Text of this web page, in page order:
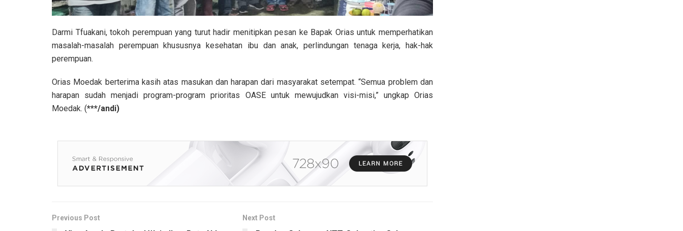
Darmi Tfuakani, tokoh perempuan yang turut hadir menitipkan pesan ke Bapak Orias untuk memperhatikan
masalah-masalah perempuan khususnya kesehatan ibu dan anak, perlindungan tenaga kerja, hak-hak
perempuan.
Orias Moedak berterima kasih atas masukan dan harapan dari masyarakat setempat. “Semua problem dan
harapan sudah menjadi program-program prioritas OASE untuk mewujudkan visi-misi,” ungkap Orias
Moedak. (***/andi)
Previous Post Next Post